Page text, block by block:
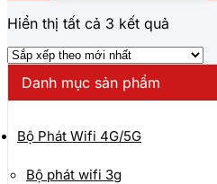
Hiển thị tất cả 3 kết quả
xếp
Danh mục sản phẩm
Bộ Phát Wifi 4G/5G
Bộ phát wifi 3g